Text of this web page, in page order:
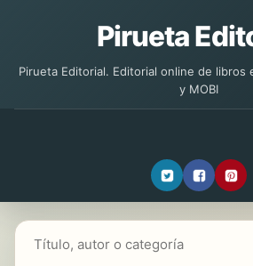
Pirueta
Pirueta Editorial. Editorial online de libros
y MOBI